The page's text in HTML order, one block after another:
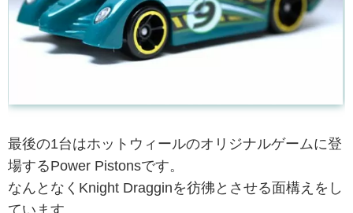
最後の1台はホットウィールのオリジナルゲームに登
場するPower Pistonsです。
なんとなくKnight Dragginを彷彿とさせる面構えをし
ています。